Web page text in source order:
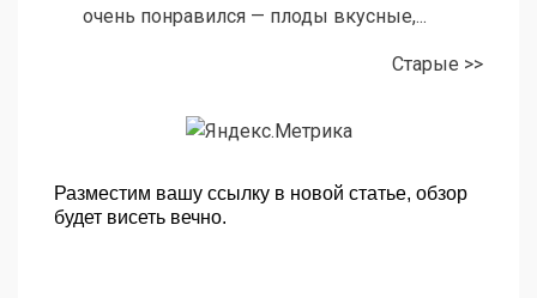
очень понравился — плоды вкусные,...
Старые >>
Разместим вашу ссылку в новой статье, обзор
будет висеть вечно.